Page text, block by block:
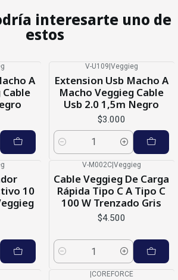
interesarte uno de
estos
A
Cable
V-U109 Veggieg
Extension Usb Macho A
Macho Veggieg Cable
Usb 2.0 1,5m Negro
$3.000
Cantidad
10
V-M002C| Veggieg
Cable Veggieg De Carga
Rápida Tipo C A Tipo C
100 W Trenzado Gris
$4.500
Cantidad
COREFORCE